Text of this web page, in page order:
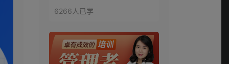
6266人已学